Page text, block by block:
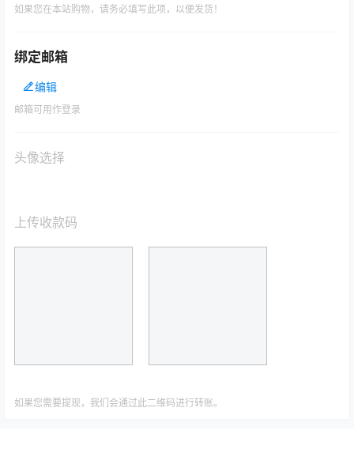
如果您在本站购物，请务必填写此项，以便发货！
绑定邮箱
编辑
邮箱可用作登录
头像选择
上传收款码
如果您需要提现，我们会通过此二维码进行转账。